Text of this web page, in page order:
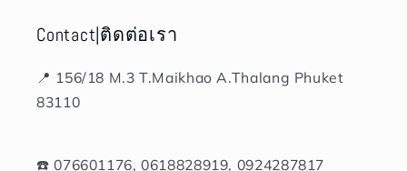
Contact|ติดต่อเรา
📍 156/18 M.3 T.Maikhao A.Thalang Phuket
83110
☎️ 076601176, 0618828919, 0924287817